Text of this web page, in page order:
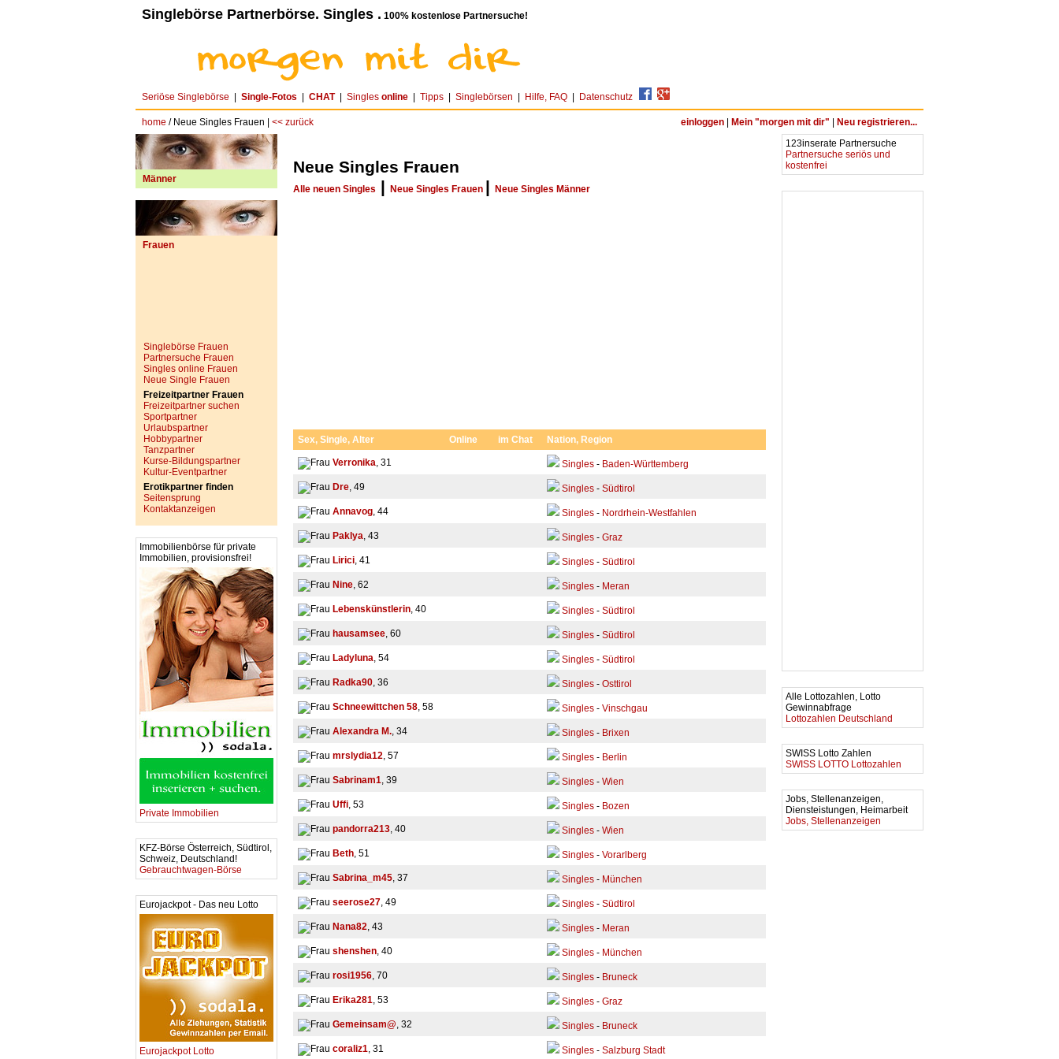
Singlebörse Partnerbörse. Singles . 100% kostenlose Partnersuche!
Seriöse Singlebörse Single-Fotos CHAT| Singles online Tipps Singlebörsen Hilfe, FAQ Datenschutz
home / Neue Singles Frauen | << zurück einloggen Mein "morgen mit dir" Neu registrieren...
Männer
Frauen
Singlebörse Frauen
Partnersuche Frauen
Singles online Frauen
Neue Single Frauen
Freizeitpartner Frauen
Freizeitpartner suchen
Sportpartner
Urlaubspartner
Hobbypartner
Tanzpartner
Kurse-Bildungspartner
Kultur-Eventpartner
Erotikpartner finden
Seitensprung
Kontaktanzeigen
Immobilienbörse für private
Immobilien, provisionsfrei!
Private Immobilien
KFZ-Börse Österreich, Südtirol,
Schweiz, Deutschland!
Gebrauchtwagen-Börse
Eurojackpot - Das neu Lotto
Eurojackpot Lotto
Neue Singles Frauen
Alle neuen Singles | Neue Singles Frauen | Neue Singles Männer
Sex, Single, Alter Online im Chat Nation, Region
Verronika, 31 Singles - Baden-Württemberg
Dre, 49 Singles - Südtirol
Annavog, 44 Singles - Nordrhein-Westfahlen
Paklya, 43 Singles - Graz
Lirici, 41 Singles - Südtirol
Nine, 62 Singles - Meran
Lebenskünstlerin, 40 Singles - Südtirol
hausamsee, 60 Singles - Südtirol
Ladyluna, 54 Singles - Südtirol
Radka90, 36 Singles - Osttirol
Schneewittchen 58, 58 Singles - Vinschgau
Alexandra M., 34 Singles - Brixen
mrslydia12, 57 Singles - Berlin
Sabrinam1, 39 Singles - Wien
Uffi, 53 Singles - Bozen
pandorra213, 40 Singles - Wien
Beth, 51 Singles - Vorarlberg
Sabrina_m45, 37 Singles - München
seerose27, 49 Singles - Südtirol
Nana82, 43 Singles - Meran
shenshen, 40 Singles - München
rosi1956, 70 Singles - Bruneck
Erika281, 53 Singles - Graz
Gemeinsam@, 32 Singles - Bruneck
coraliz1, 31 Singles - Salzburg Stadt
123inserate Partnersuche
Partnersuche seriös und
kostenfrei
Alle Lottozahlen, Lotto
Gewinnabfrage
Lottozahlen Deutschland
SWISS Lotto Zahlen
SWISS LOTTO Lottozahlen
Jobs, Stellenanzeigen,
Diensteistungen, Heimarbeit
Jobs, Stellenanzeigen